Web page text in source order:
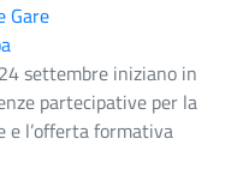
Gare
settembre iniziano in
partecipative per la
e l’offerta formativa